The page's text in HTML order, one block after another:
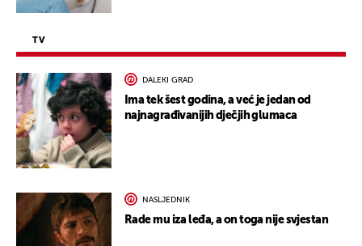
TV
DALEKI GRAD
Ima tek šest godina, a već je jedan od
najnagrađivanijih dječjih glumaca
NASLJEDNIK
Rade mu iza leđa, a on toga nije svjestan